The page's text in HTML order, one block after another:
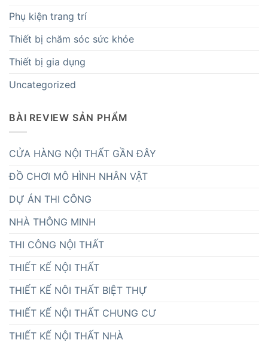
Phụ kiện trang trí
Thiết bị chăm sóc sức khỏe
Thiết bị gia dụng
Uncategorized
BÀI REVIEW SẢN PHẨM
CỬA HÀNG NỘI THẤT GẦN ĐÂY
ĐỒ CHƠI MÔ HÌNH NHÂN VẬT
DỰ ÁN THI CÔNG
NHÀ THÔNG MINH
THI CÔNG NỘI THẤT
THIẾT KẾ NỘI THẤT
THIẾT KẾ NÔI THẤT BIỆT THỰ
THIẾT KẾ NỘI THẤT CHUNG CƯ
THIẾT KẾ NỘI THẤT NHÀ